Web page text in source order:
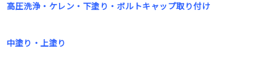
高圧洗浄・ケレン・下塗り・ボルトキャップ取り付け
中塗り・上塗り